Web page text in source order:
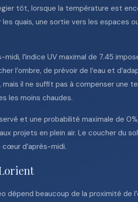
tôt, lorsque la température est
les quais, une sortie vers les
midi, l’indice UV maximal de 7.45
l’ombre, de prévoir de l’eau et
mais il ne suffit pas à compenser
les moins chaudes.
et une probabilité maximale de
projets en plein air. Le coucher du
d’après-midi.
dépend beaucoup de la proximité de